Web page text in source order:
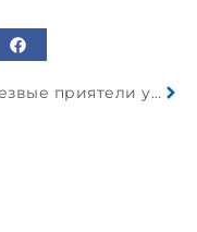
Нетрезвые приятели угнали у столичного студента автомобиль Honda